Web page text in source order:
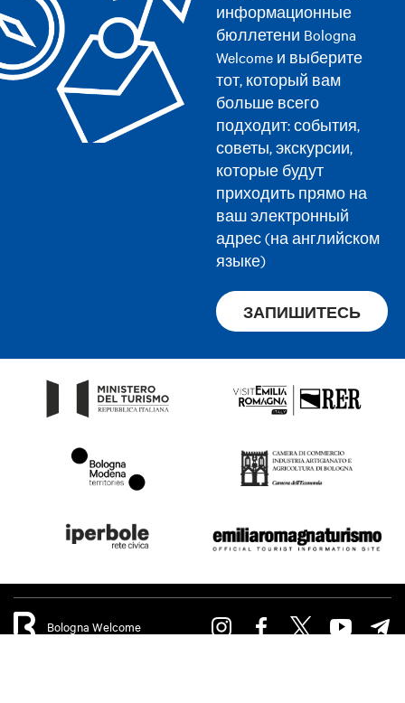
информационные
бюллетени Bologna
Welcome и выберите
тот, который вам
больше всего
подходит: события,
советы, экскурсии,
которые будут
приходить прямо на
ваш электронный
адрес (на английском
языке)
ЗАПИШИТЕСЬ
Bologna Welcome